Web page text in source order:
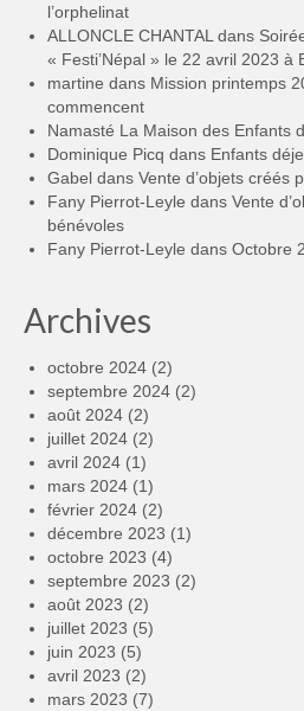
l’orphelinat
ALLONCLE CHANTAL dans
« Festi’Népal » le 22 avril 2023 à
martine dans Mission printemps
commencent
Namasté La Maison des Enfants
Dominique Picq dans Enfants
Gabel dans Vente d’objets créés
Fany Pierrot-Leyle dans Vente
bénévoles
Fany Pierrot-Leyle dans Octobre
Archives
octobre 2024 (2)
septembre 2024 (2)
août 2024 (2)
juillet 2024 (2)
avril 2024 (1)
mars 2024 (1)
février 2024 (2)
décembre 2023 (1)
octobre 2023 (4)
septembre 2023 (2)
août 2023 (2)
juillet 2023 (5)
juin 2023 (5)
avril 2023 (2)
mars 2023 (7)